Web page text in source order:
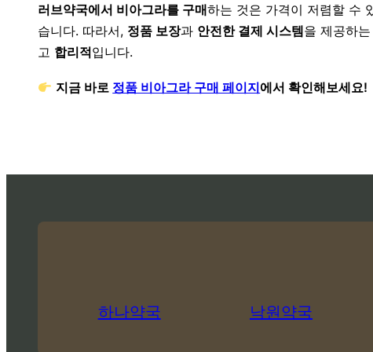
러브약국에서 비아그라를 구매하는 것은 가격이 저렴할 수
습니다. 따라서, 정품 보장과 안전한 결제 시스템을 제공하는
고 합리적입니다.
지금 바로 정품 비아그라 구매 페이지에서 확인해보세요!
하나약국 낙원약국